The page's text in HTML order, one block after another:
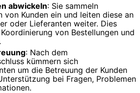
abwickeln: Sie sammeln
von Kunden ein und leiten diese an
oder Lieferanten weiter. Dies
von Bestellungen und
: Nach dem
kümmern sich
um die Betreuung der Kunden
bei Fragen, Problemen